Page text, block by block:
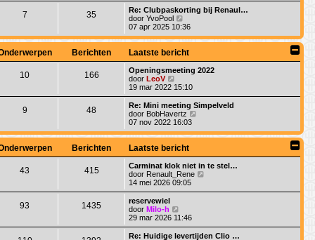
r
i
c
h
t
e
h
i
j
k
a
a
t
t
e
b
r
i
c
h
7 35
Re: Clubpaskorting bij Renaul…
door YvoPool
e
k
i
j
k
l
a
t
e
b
e
i
h
t
07 apr 2025 10:36
Berichten Laatste bericht
10 166
Openingsmeeting 2022
door LeoV
e
k
i
j
k
a
a
t
s
t
e
b
i
c
h
t
19 mar 2022 15:10
9 48
Re: Mini meeting Simpelveld
door BobHavertz
k
i
k
l
a
a
07 nov 2022 16:03
Berichten Laatste bericht
43 415
Carminat klok niet in te stel…
door Renault_Rene
k
14 mei 2026 09:05
93 1435
reservewiel
door Milo-h
e
k
i
29 mar 2026 11:46
Re: Huidige levertijden Clio …